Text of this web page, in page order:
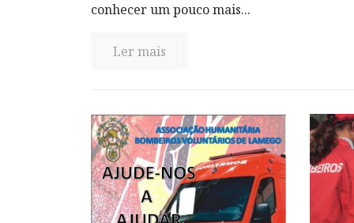
conhecer um pouco mais...
Ler mais